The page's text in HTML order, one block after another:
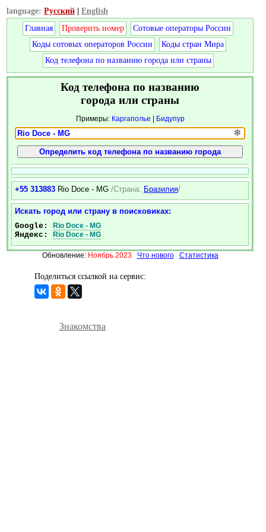
language: Русский
English
Главная
Проверить номер
Сотовые операторы России
Коды сотовых операторов России
Коды стран Мира
Код телефона по названию города или страны
Код телефона по названию
города или страны
Примеры: Каргаполье | Бидупур
❄
+55 313883 Rio Doce - MG /Страна: Бразилия/
Искать город или страну в поисковиках:
Google: Rio Doce - MG
Яндекс: Rio Doce - MG
Обновление: Ноябрь 2023 Что нового Статистика
Поделиться ссылкой на сервис:
Знакомства